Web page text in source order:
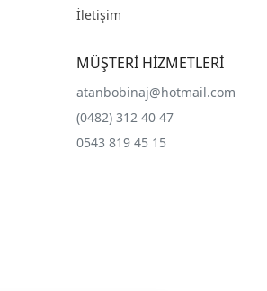
İletişim
MÜŞTERİ HİZMETLERİ
atanbobinaj@hotmail.com
(0482) 312 40 47
0543 819 45 15